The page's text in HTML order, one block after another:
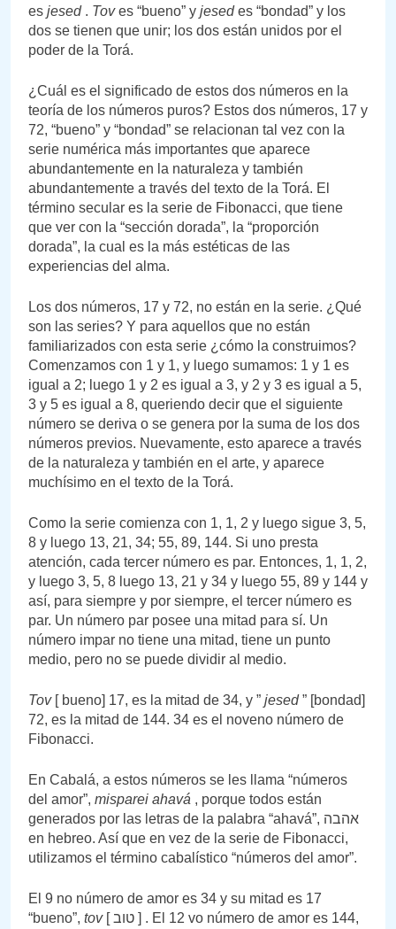
es jesed . Toves “bueno” y jesedes “bondad” y los
dos se tienen que unir; los dos están unidos por el
poder de la Torá.
¿Cuál es el significado de estos dos números en la
teoría de los números puros? Estos dos números, 17 y
72, “bueno” y “bondad” se relacionan tal vez con la
serie numérica más importantes que aparece
abundantemente en la naturaleza y también
abundantemente a través del texto de la Torá. El
término secular es la serie de Fibonacci, que tiene
que ver con la “sección dorada”, la “proporción
dorada”, la cual es la más estéticas de las
experiencias del alma.
Los dos números, 17 y 72, no están en la serie. ¿Qué
son las series? Y para aquellos que no están
familiarizados con esta serie ¿cómo la construimos?
Comenzamos con 1 y 1, y luego sumamos: 1 y 1 es
igual a 2; luego 1 y 2 es igual a 3, y 2 y 3 es igual a 5,
3 y 5 es igual a 8, queriendo decir que el siguiente
número se deriva o se genera por la suma de los dos
números previos. Nuevamente, esto aparece a través
de la naturaleza y también en el arte, y aparece
muchísimo en el texto de la Torá.
Como la serie comienza con 1, 1, 2 y luego sigue 3, 5,
8 y luego 13, 21, 34; 55, 89, 144. Si uno presta
atención, cada tercer número es par. Entonces, 1, 1, 2,
y luego 3, 5, 8 luego 13, 21 y 34 y luego 55, 89 y 144 y
así, para siempre y por siempre, el tercer número es
par. Un número par posee una mitad para sí. Un
número impar no tiene una mitad, tiene un punto
medio, pero no se puede dividir al medio.
Tov [ bueno] 17, es la mitad de 34, y ” jesed” [bondad]
72, es la mitad de 144. 34 es el noveno número de
Fibonacci.
En Cabalá, a estos números se les llama “números
del amor”, misparei ahavá , porque todos están
generados por las letras de la palabra “ahavá”, אהבה
en hebreo. Así que en vez de la serie de Fibonacci,
utilizamos el término cabalístico “números del amor”.
El 9 no número de amor es 34 y su mitad es 17
“bueno”, tov [ טוב ] . El 12 vo número de amor es 144,